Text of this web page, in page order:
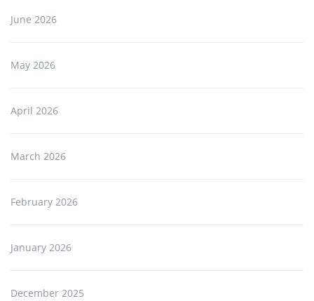
June 2026
May 2026
April 2026
March 2026
February 2026
January 2026
December 2025